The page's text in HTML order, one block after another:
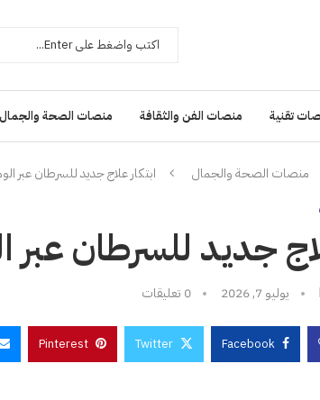
تقنية منصات الفن والثقافة منصات الصحة والجمال
منصات الصحة والجمال ابتكار علاج جديد للسرطان عبر
جديد للسرطان
يوليو 7, 2026 0 تعليقات
Facebook
Twitter
Pinterest